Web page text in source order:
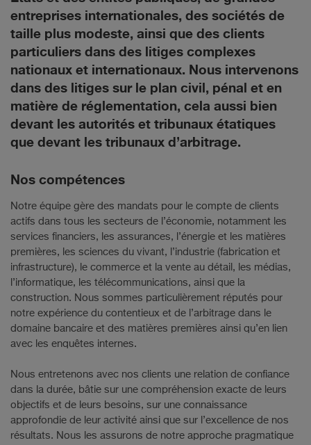
entreprises internationales, des sociétés de
taille plus modeste, ainsi que des clients
particuliers dans des litiges complexes
nationaux et internationaux. Nous intervenons
dans des litiges sur le plan civil, pénal et en
matière de réglementation, cela aussi bien
devant les autorités et tribunaux étatiques
que devant les tribunaux d’arbitrage.
Nos compétences
Notre équipe gère des mandats pour le compte de clients
actifs dans tous les secteurs de l’économie, notamment les
services financiers, les assurances, l’énergie et les matières
premières, les sciences du vivant, l’industrie (fabrication et
infrastructure), le commerce et la vente au détail, les médias,
l’informatique, les télécommunications, ainsi que la
construction. Nous sommes particulièrement réputés pour
notre expérience du contentieux et de l’arbitrage dans le
domaine bancaire et des matières premières ainsi qu’en lien
avec les enquêtes internes.
Nous entretenons avec nos clients une relation de confiance
dans la durée, bâtie sur une compréhension exacte de leurs
objectifs et de leurs besoins, sur une connaissance
approfondie de leur activité ainsi que sur l’excellence de nos
résultats. Nous les assurons de notre approche pragmatique